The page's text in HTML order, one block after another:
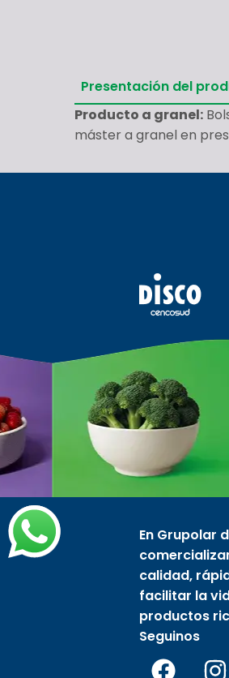
Presentación del
Producto a granel:
máster a granel en
En Grupolar
calidad,
facilitar la
productos
Seguinos